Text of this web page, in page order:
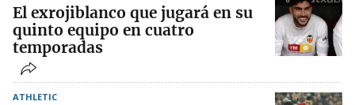
El exrojiblanco que jugará en su
quinto equipo en cuatro
temporadas
ATHLETIC